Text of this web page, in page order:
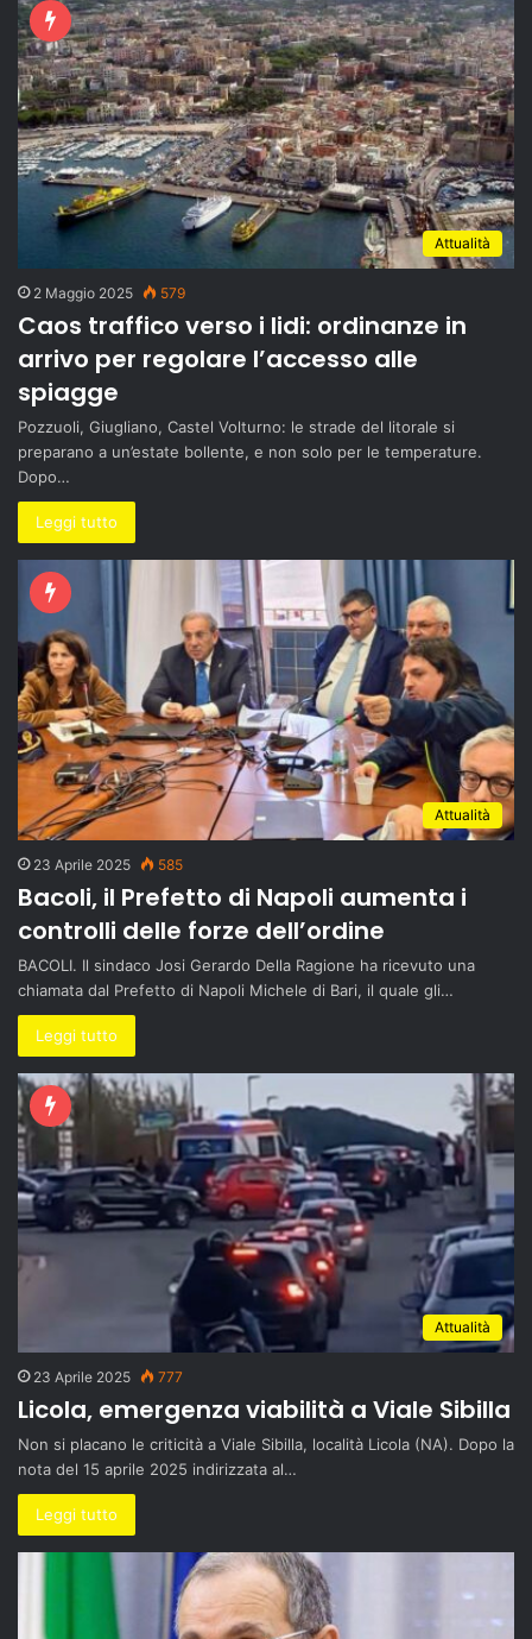
Attualità
2 Maggio 2025 579
Caos traffico verso i lidi: ordinanze in
arrivo per regolare l’accesso alle
spiagge
Pozzuoli, Giugliano, Castel Volturno: le strade del litorale si
preparano a un’estate bollente, e non solo per le temperature.
Dopo…
Leggi tutto
Attualità
23 Aprile 2025 585
Bacoli, il Prefetto di Napoli aumenta i
controlli delle forze dell’ordine
BACOLI. Il sindaco Josi Gerardo Della Ragione ha ricevuto una
chiamata dal Prefetto di Napoli Michele di Bari, il quale gli…
Leggi tutto
Attualità
23 Aprile 2025 777
Licola, emergenza viabilità a Viale Sibilla
Non si placano le criticità a Viale Sibilla, località Licola (NA). Dopo la
nota del 15 aprile 2025 indirizzata al…
Leggi tutto